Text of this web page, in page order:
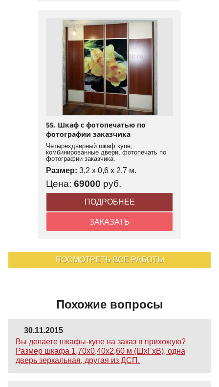
55. Шкаф с фотопечатью по
фотографии заказчика
Четырехдверный шкаф купе,
комбинированные двери, фотопечать по
фотографии заказчика.
Размер: 3,2 x 0,6 x 2,7 м.
Цена: 69000 руб.
ПОДРОБНЕЕ
ЗАКАЗАТЬ
ПОСМОТРЕТЬ ВСЕ РАБОТЫ
Похожие вопросы
30.11.2015
Вы делаете шкафы-купе на заказ в прихожую?
Размер шкафа 1,70х0,40х2,60 м (ШхГхВ), одна
дверь зеркальная, другая из ДСП.